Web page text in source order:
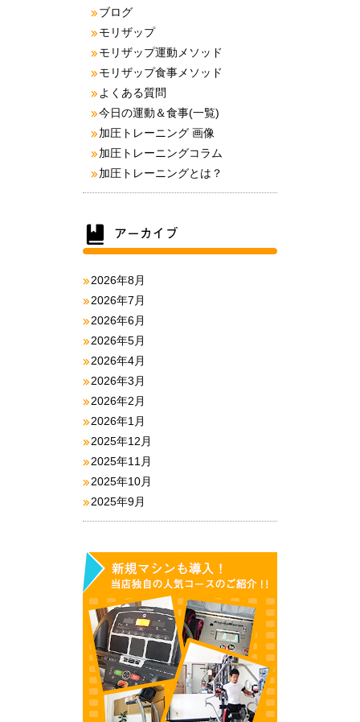
ブログ
モリザップ
モリザップ運動メソッド
モリザップ食事メソッド
よくある質問
今日の運動＆食事(一覧)
加圧トレーニング 画像
加圧トレーニングコラム
加圧トレーニングとは？
2026年8月
2026年7月
2026年6月
2026年5月
2026年4月
2026年3月
2026年2月
2026年1月
2025年12月
2025年11月
2025年10月
2025年9月